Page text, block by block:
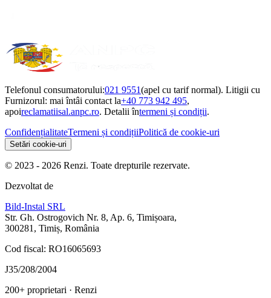
Telefonul consumatorului:021 9551(apel cu tarif normal). Litigii cu
Furnizorul: mai întâi contact la+40 773 942 495,
apoireclamatiisal.anpc.ro. Detalii întermeni și condiții.
ConfidențialitateTermeni și condițiiPolitică de cookie-uri
Setări cookie-uri
© 2023 - 2026 Renzi. Toate drepturile rezervate.
Dezvoltat de
Bild-Instal SRL
Str. Gh. Ostrogovich Nr. 8, Ap. 6, Timișoara,
300281, Timiș, România
Cod fiscal: RO16065693
J35/208/2004
200+ proprietari · Renzi